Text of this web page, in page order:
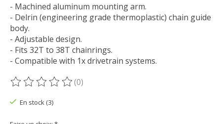
- Machined aluminum mounting arm.
- Delrin (engineering grade thermoplastic) chain guide
body.
- Adjustable design.
- Fits 32T to 38T chainrings.
- Compatible with 1x drivetrain systems.
Ce produit est évalué à
(0)
En stock (3)